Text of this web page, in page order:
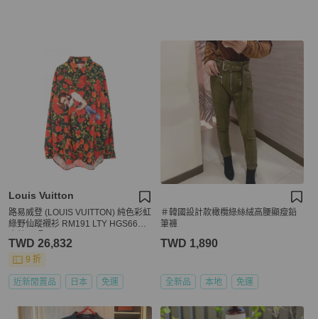
Louis Vuitton
路易威登 (LOUIS VUITTON) 純色彩虹
綠野仙蹤襯衫 RM191 LTY HGS66W
TWD 26,832
9 折
近新閒置品 日本 免運
＃韓國設計款橄欖綠絲絨高腰顯瘦鉛
筆褲
TWD 1,890
全新品 本地 免運